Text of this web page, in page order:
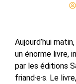
Aujourd’hui
un énorme livre,
par les éditions
friand·e·s. Le